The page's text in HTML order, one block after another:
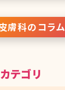
ーマローラーのデメ
を受ける方法 2-1.ダ
ックでのダーマロ
膚科のコラ
テゴリ